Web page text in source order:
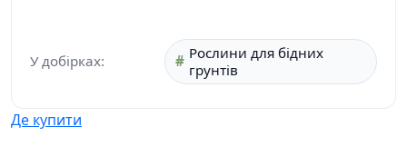
У добірках:
Рослини для бідних
грунтів
Де купити